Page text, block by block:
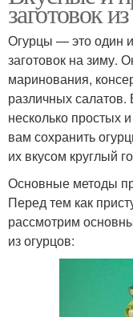
заготовок
Огурцы — это один
заготовок на зиму.
маринования,
различных
несколько простых
вам сохранить
их вкусом круглый
Основные методы
Перед тем как
рассмотрим
из огурцов: